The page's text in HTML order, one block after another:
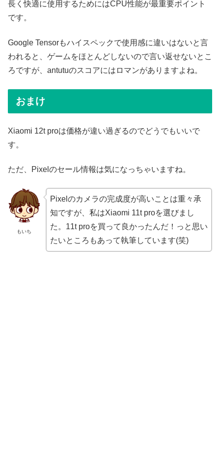
長く快適に使用するためにはCPU性能が最重要ポイント
です。
Google Tensorもハイスペックで使用感に違いはないと言
われると、ゲームをほとんどしないので言い返せないとこ
ろですが、antutuのスコアにはロマンがありますよね。
おまけ
Xiaomi 12t proは価格が違い過ぎるのでどうでもいいで
す。
ただ、Pixelのセール情報は気になっちゃいますね。
もいち
Pixelのカメラの完成度が高いことは重々承
知ですが、私はXiaomi 11t proを選びまし
た。11t proを買って良かったんだ！っと思い
たいところもあって執筆しています(笑)